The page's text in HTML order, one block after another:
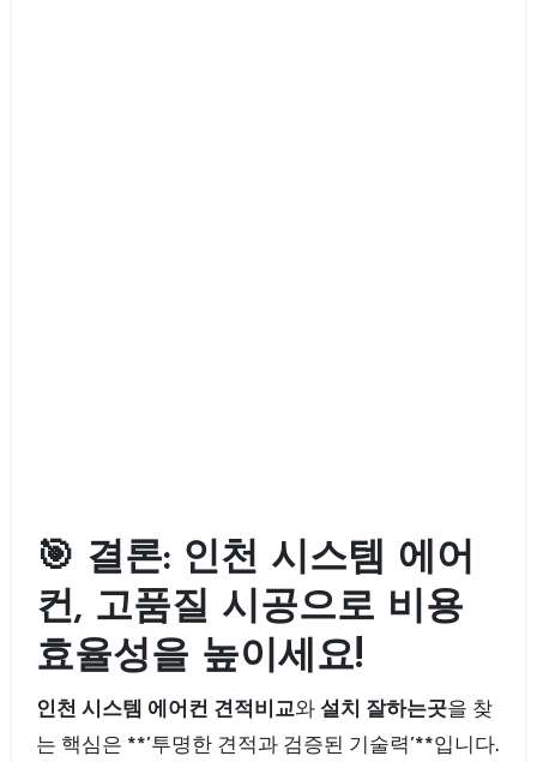
🎯 결론: 인천 시스템 에어
컨, 고품질 시공으로 비용
효율성을 높이세요!
인천 시스템 에어컨 견적비교와 설치 잘하는곳을 찾
는 핵심은 **’투명한 견적과 검증된 기술력’**입니다.